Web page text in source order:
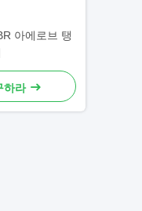
아에로브 탱
하라